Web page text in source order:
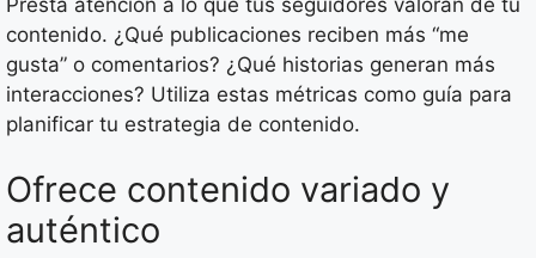
contenido. ¿Qué publicaciones reciben más “me
gusta” o comentarios? ¿Qué historias generan más
interacciones? Utiliza estas métricas como guía para
planificar tu estrategia de contenido.
Ofrece contenido variado y
auténtico